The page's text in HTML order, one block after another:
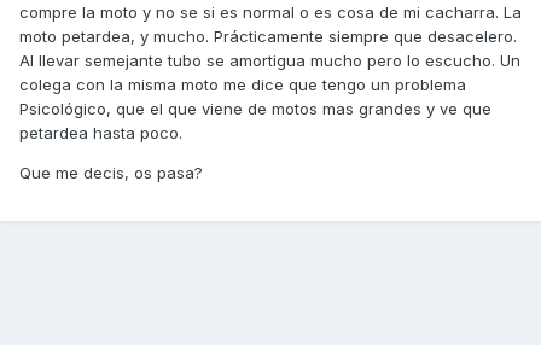
compre la moto y no se si es normal o es cosa de mi cacharra. La
moto petardea, y mucho. Prácticamente siempre que desacelero.
Al llevar semejante tubo se amortigua mucho pero lo escucho. Un
colega con la misma moto me dice que tengo un problema
Psicológico, que el que viene de motos mas grandes y ve que
petardea hasta poco.
Que me decis, os pasa?